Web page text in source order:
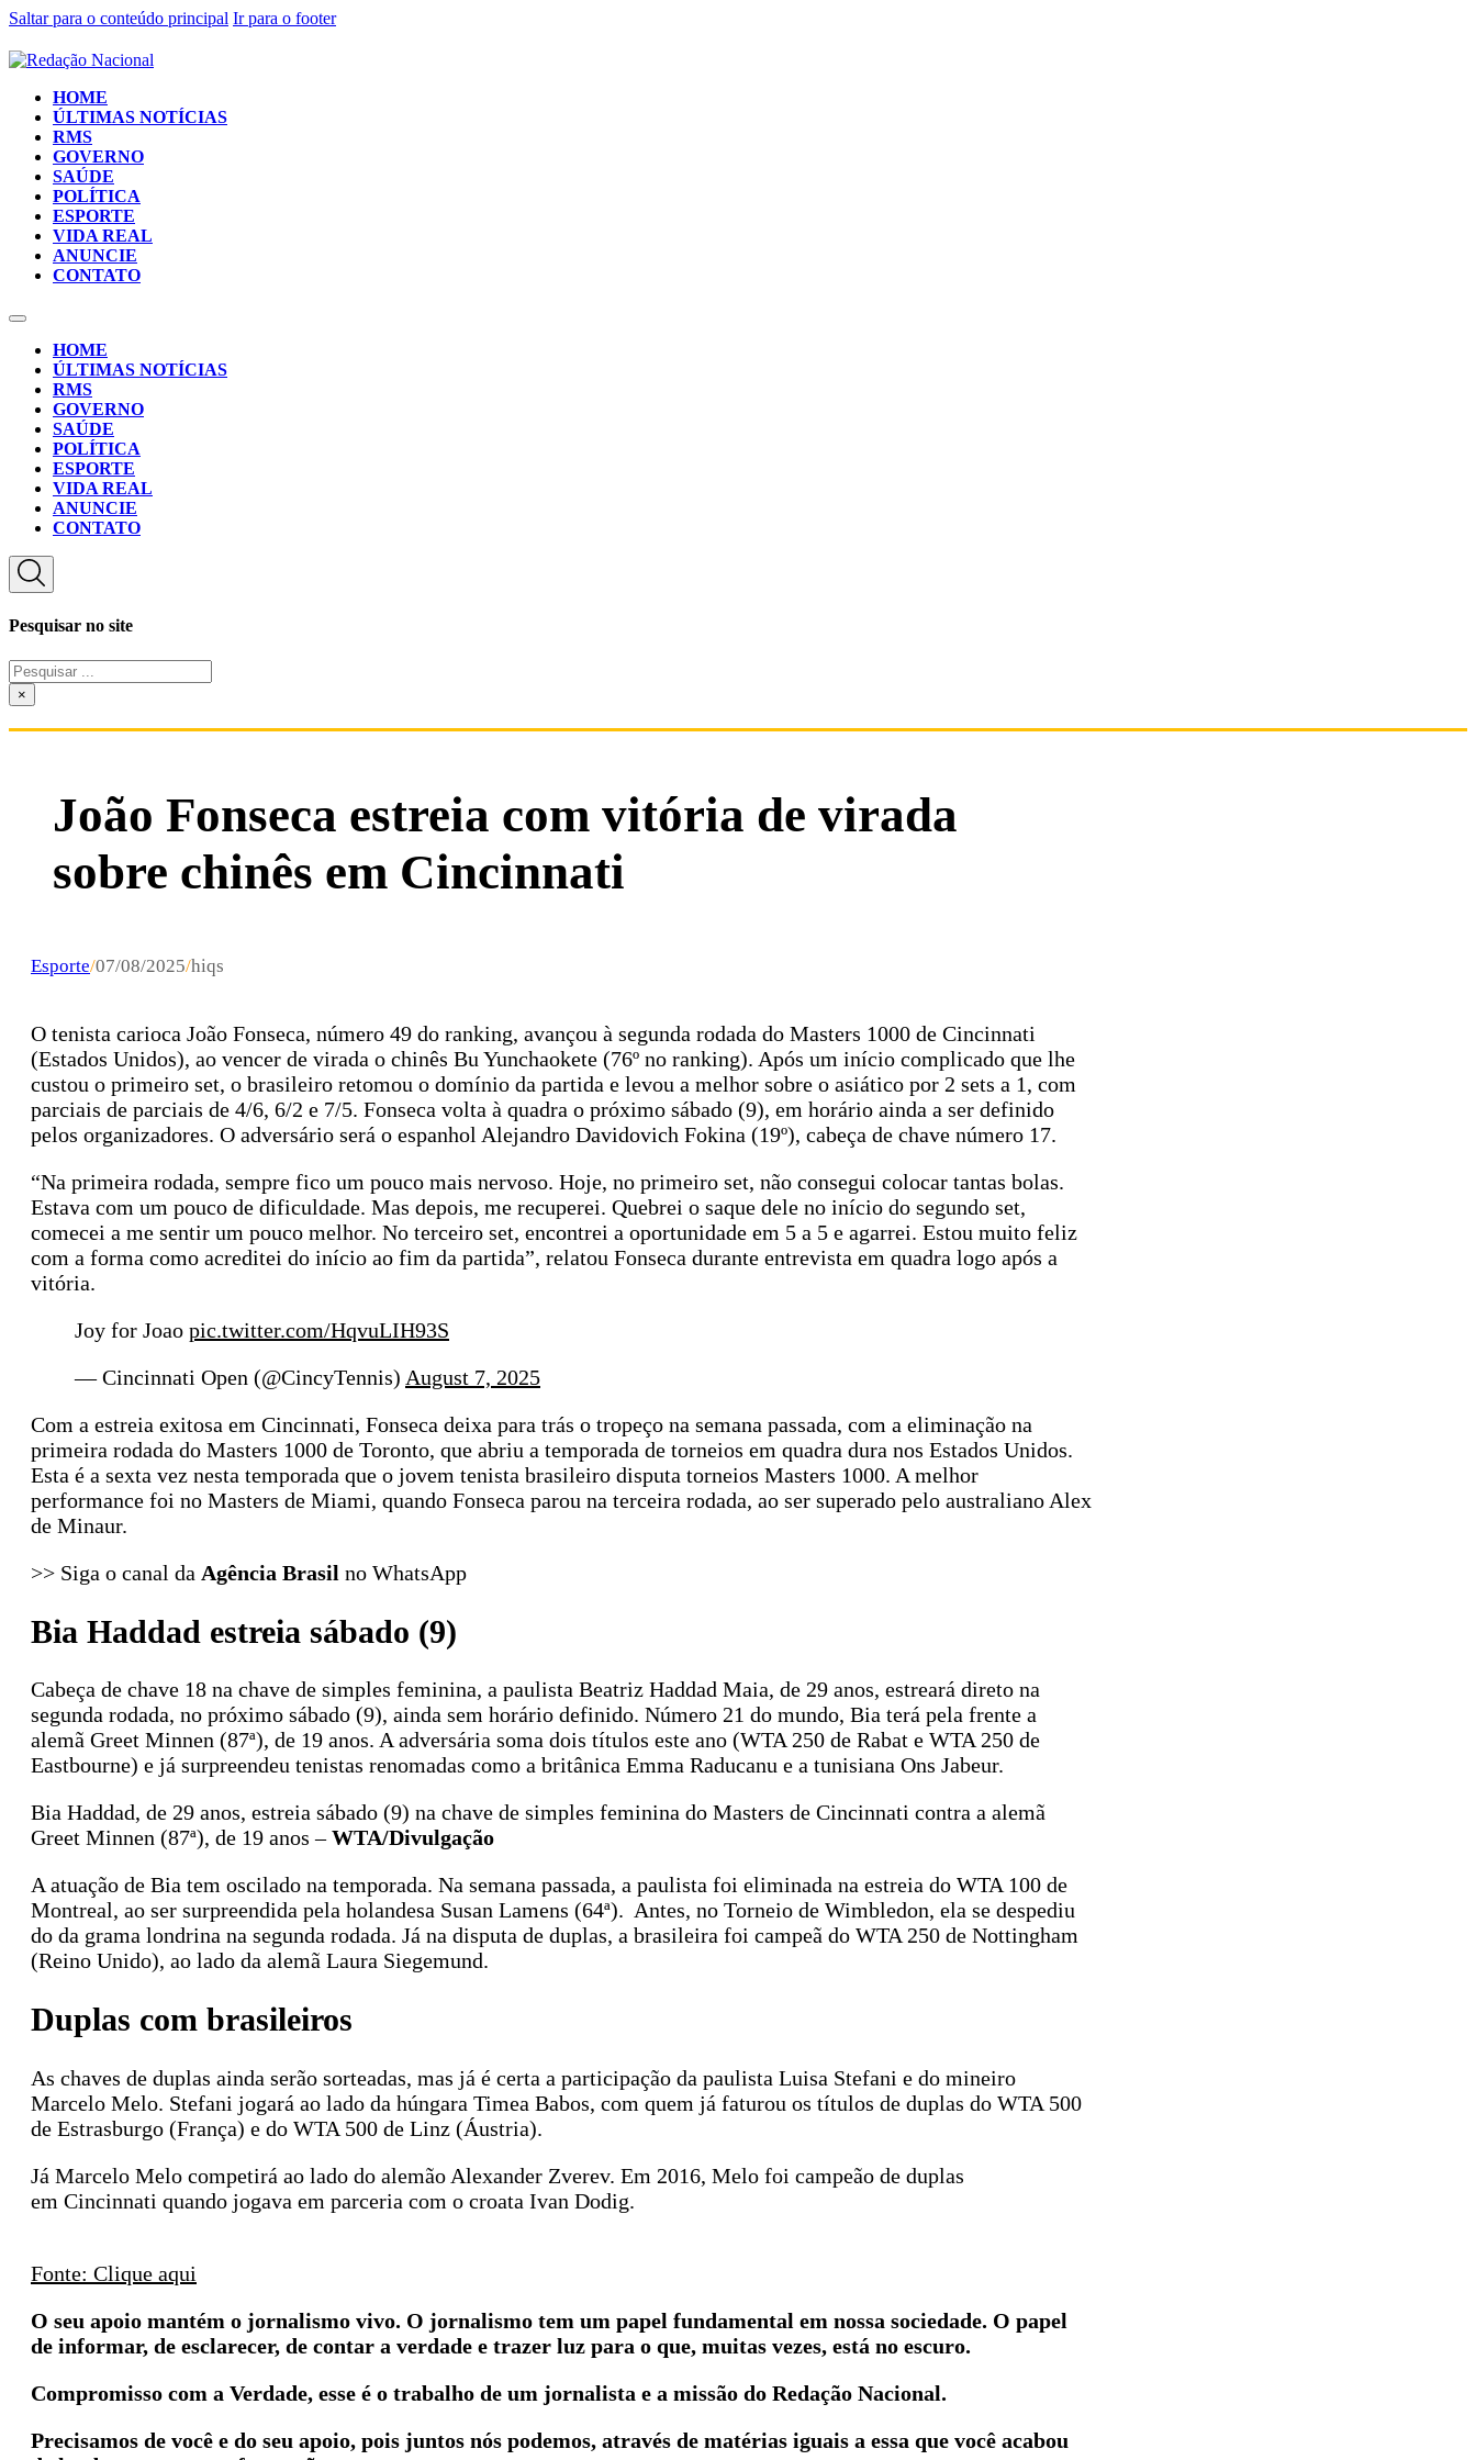
Saltar para o conteúdo principal Ir para o footer
HOME
ÚLTIMAS NOTÍCIAS
RMS
GOVERNO
SAÚDE
POLÍTICA
ESPORTE
VIDA REAL
ANUNCIE
CONTATO
HOME
ÚLTIMAS NOTÍCIAS
RMS
GOVERNO
SAÚDE
POLÍTICA
ESPORTE
VIDA REAL
ANUNCIE
CONTATO
Pesquisar no site
Pesquisar
...×
João Fonseca estreia com vitória de virada
sobre chinês em Cincinnati
Esporte/07/08/2025/hiqs
O tenista carioca João Fonseca, número 49 do ranking, avançou à segunda rodada do Masters 1000 de Cincinnati
(Estados Unidos), ao vencer de virada o chinês Bu Yunchaokete (76º no ranking). Após um início complicado que lhe
custou o primeiro set, o brasileiro retomou o domínio da partida e levou a melhor sobre o asiático por 2 sets a 1, com
parciais de parciais de 4/6, 6/2 e 7/5. Fonseca volta à quadra o próximo sábado (9), em horário ainda a ser definido
pelos organizadores. O adversário será o espanhol Alejandro Davidovich Fokina (19º), cabeça de chave número 17.
“Na primeira rodada, sempre fico um pouco mais nervoso. Hoje, no primeiro set, não consegui colocar tantas bolas.
Estava com um pouco de dificuldade. Mas depois, me recuperei. Quebrei o saque dele no início do segundo set,
comecei a me sentir um pouco melhor. No terceiro set, encontrei a oportunidade em 5 a 5 e agarrei. Estou muito feliz
com a forma como acreditei do início ao fim da partida”, relatou Fonseca durante entrevista em quadra logo após a
vitória.
Joy for Joao pic.twitter.com/HqvuLIH93S
— Cincinnati Open (@CincyTennis) August 7, 2025
Com a estreia exitosa em Cincinnati, Fonseca deixa para trás o tropeço na semana passada, com a eliminação na
primeira rodada do Masters 1000 de Toronto, que abriu a temporada de torneios em quadra dura nos Estados Unidos.
Esta é a sexta vez nesta temporada que o jovem tenista brasileiro disputa torneios Masters 1000. A melhor
performance foi no Masters de Miami, quando Fonseca parou na terceira rodada, ao ser superado pelo australiano Alex
de Minaur.
>> Siga o canal da Agência Brasil no WhatsApp
Bia Haddad estreia sábado (9)
Cabeça de chave 18 na chave de simples feminina, a paulista Beatriz Haddad Maia, de 29 anos, estreará direto na
segunda rodada, no próximo sábado (9), ainda sem horário definido. Número 21 do mundo, Bia terá pela frente a
alemã Greet Minnen (87ª), de 19 anos. A adversária soma dois títulos este ano (WTA 250 de Rabat e WTA 250 de
Eastbourne) e já surpreendeu tenistas renomadas como a britânica Emma Raducanu e a tunisiana Ons Jabeur.
Bia Haddad, de 29 anos, estreia sábado (9) na chave de simples feminina do Masters de Cincinnati contra a alemã
Greet Minnen (87ª), de 19 anos –WTA/Divulgação
A atuação de Bia tem oscilado na temporada. Na semana passada, a paulista foi eliminada na estreia do WTA 100 de
Montreal, ao ser surpreendida pela holandesa Susan Lamens (64ª). Antes, no Torneio de Wimbledon, ela se despediu
do da grama londrina na segunda rodada. Já na disputa de duplas, a brasileira foi campeã do WTA 250 de Nottingham
(Reino Unido), ao lado da alemã Laura Siegemund.
Duplas com brasileiros
As chaves de duplas ainda serão sorteadas, mas já é certa a participação da paulista Luisa Stefani e do mineiro
Marcelo Melo. Stefani jogará ao lado da húngara Timea Babos, com quem já faturou os títulos de duplas do WTA 500
de Estrasburgo (França) e do WTA 500 de Linz (Áustria).
Já Marcelo Melo competirá ao lado do alemão Alexander Zverev. Em 2016, Melo foi campeão de duplas
em Cincinnati quando jogava em parceria com o croata Ivan Dodig.
Fonte: Clique aqui
O seu apoio mantém o jornalismo vivo. O jornalismo tem um papel fundamental em nossa sociedade. O papel
de informar, de esclarecer, de contar a verdade e trazer luz para o que, muitas vezes, está no escuro.
Compromisso com a Verdade, esse é o trabalho de um jornalista e a missão do Redação Nacional.
Precisamos de você e do seu apoio, pois juntos nós podemos, através de matérias iguais a essa que você acabou